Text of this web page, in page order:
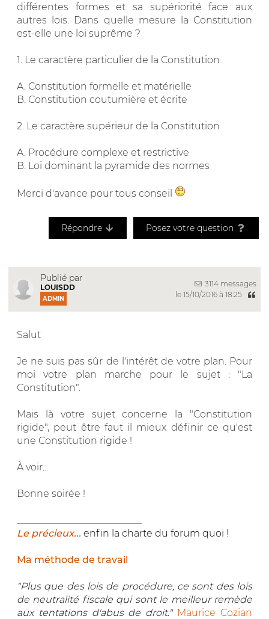
différentes formes et sa supériorité face aux
autres lois. Dans quelle mesure la Constitution
est-elle une loi suprême ?
1. Le caractère particulier de la Constitution
A. Constitution formelle et matérielle
B. Constitution coutumière et écrite
2. Le caractère supérieur de la Constitution
A. Procédure complexe et restrictive
B. Loi dominant la pyramide des normes
Merci d'avance pour tous conseil
Répondre Posez votre question
Publié par
LOUISDD
ADMIN
3114 messages
le 15/10/2016 à 18:25
Salut
Je ne suis pas sûr de l'intérêt de votre plan. Pour
moi votre plan marche pour le sujet : "La
Constitution".
Mais là votre sujet concerne la "Constitution
rigide", peut être faut il mieux définir ce qu'est
une Constitution rigide !
À voir...
Bonne soirée !
Le précieux... enfin la charte du forum quoi !
Ma méthode de travail
"Plus que des lois de procédure, ce sont des lois
de neutralité fiscale qui sont le meilleur remède
aux tentations d'abus de droit." Maurice Cozian